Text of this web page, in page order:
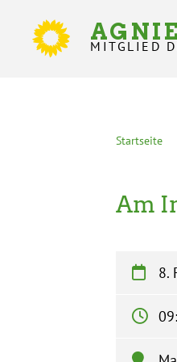
Inhalt
MITGLIED
Startseite
Am
8.